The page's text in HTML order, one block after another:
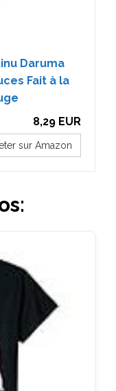
Daruma
Fait à la
8,29 EUR
sur Amazon